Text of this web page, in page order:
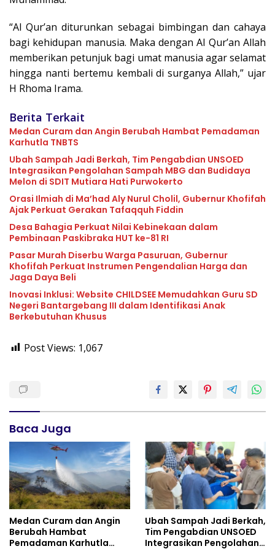
“Al Qur’an diturunkan sebagai bimbingan dan cahaya
bagi kehidupan manusia. Maka dengan Al Qur’an Allah
memberikan petunjuk bagi umat manusia agar selamat
hingga nanti bertemu kembali di surganya Allah,” ujar
H Rhoma Irama.
Berita Terkait
Medan Curam dan Angin Berubah Hambat Pemadaman
Karhutla TNBTS
Ubah Sampah Jadi Berkah, Tim Pengabdian UNSOED
Integrasikan Pengolahan Sampah MBG dan Budidaya
Melon di SDIT Mutiara Hati Purwokerto
Orasi Ilmiah di Ma’had Aly Nurul Cholil, Gubernur Khofifah
Ajak Perkuat Gerakan Tafaqquh Fiddin
Desa Bahagia Perkuat Nilai Kebinekaan dalam
Pembinaan Paskibraka HUT ke-81 RI
Pasar Murah Diserbu Warga Pasuruan, Gubernur
Khofifah Perkuat Instrumen Pengendalian Harga dan
Jaga Daya Beli
Inovasi Inklusi: Website CHILDSEE Memudahkan Guru SD
Negeri Bantargebang III dalam Identifikasi Anak
Berkebutuhan Khusus
Post Views: 1,067
Baca Juga
Medan Curam dan Angin
Berubah Hambat
Pemadaman Karhutla
Ubah Sampah Jadi Berkah,
Tim Pengabdian UNSOED
Integrasikan Pengolahan